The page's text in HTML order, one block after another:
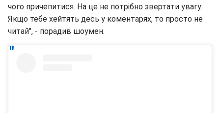
чого причепитися. На це не потрібно звертати увагу.
Якщо тебе хейтять десь у коментарях, то просто не
читай", - порадив шоумен.